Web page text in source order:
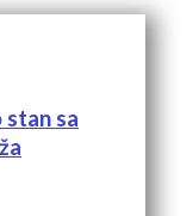
stan sa